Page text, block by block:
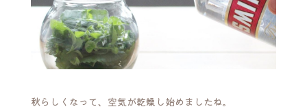
秋らしくなって、空気が乾燥し始めましたね。